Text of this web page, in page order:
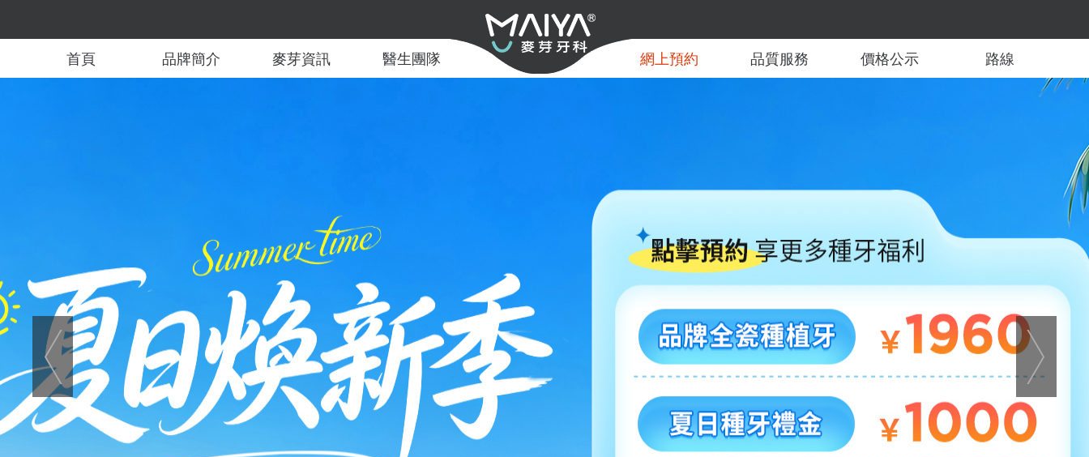
首頁 品牌簡介 麥芽資訊 醫生團隊 網上預約 品質服務 價格公示 路線